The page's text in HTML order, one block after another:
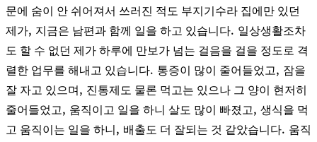
문에 숨이 안 쉬어져서 쓰러진 적도 부지기수라 집에만 있던
제가, 지금은 남편과 함께 일을 하고 있습니다. 일상생활조차
도 할 수 없던 제가 하루에 만보가 넘는 걸음을 걸을 정도로 격
렬한 업무를 해내고 있습니다. 통증이 많이 줄어들었고, 잠을
잘 자고 있으며 , 진통제도 물론 먹고는 있으나 그 양이 현저히
줄어들었고, 움직이고 일을 하니 살도 많이 빠졌고, 생식을 먹
고 움직이는 일을 하니 , 배출도 더 잘되는 것 같았습니다. 움직